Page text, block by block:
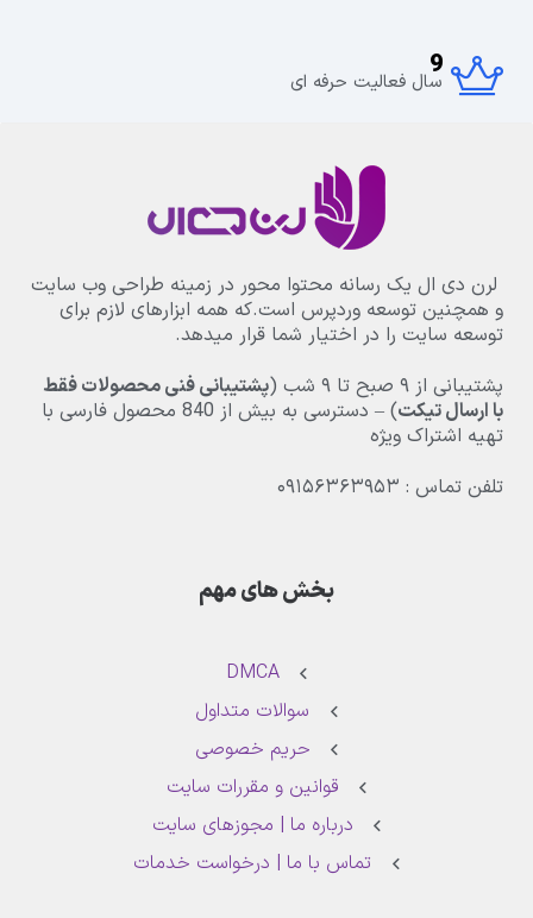
9
سال فعالیت حرفه ای
لرن دی ال یک رسانه محتوا محور در زمینه طراحی وب سایت
و همچنین توسعه وردپرس است.که همه ابزارهای لازم برای
توسعه سایت را در اختیار شما قرار میدهد.
پشتیبانی از ۹ صبح تا ۹ شب (پشتیبانی فنی محصولات فقط
با ارسال تیکت) – دسترسی به بیش از 840 محصول فارسی با
تهیه اشتراک ویژه
تلفن تماس : ۰۹۱۵۶۳۶۳۹۵۳
بخش های مهم
DMCA
سوالات متداول
حریم خصوصی
قوانین و مقررات سایت
درباره ما | مجوزهای سایت
تماس با ما | درخواست خدمات